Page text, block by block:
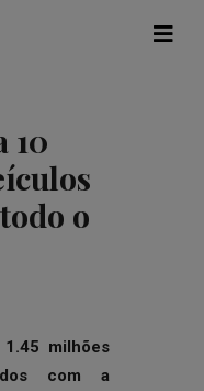
10
o
milhões
com a